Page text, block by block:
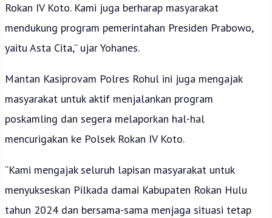
Rokan IV Koto. Kami juga berharap masyarakat
mendukung program pemerintahan Presiden Prabowo,
yaitu Asta Cita,” ujar Yohanes.
Mantan Kasiprovam Polres Rohul ini juga mengajak
masyarakat untuk aktif menjalankan program
poskamling dan segera melaporkan hal-hal
mencurigakan ke Polsek Rokan IV Koto.
“Kami mengajak seluruh lapisan masyarakat untuk
menyukseskan Pilkada damai Kabupaten Rokan Hulu
tahun 2024 dan bersama-sama menjaga situasi tetap